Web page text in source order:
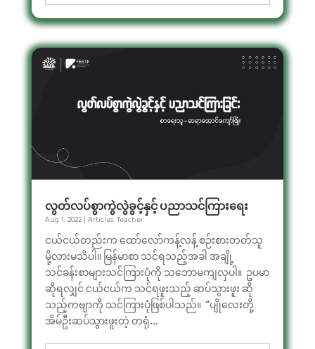
လွတ်လပ်စွာကွဲလွဲခွင့်နှင့် ပညာသင်ကြားရေး
Aug 1, 2022| Articles, Teacher
ငယ်ငယ်တည်းက ထော်လော်ကန့်လန့် စဉ်းစားတတ်သူ
မို့လားမသိပါ။ မြန်မာစာ သင်ရသည့်အခါ အချို့
သင်ခန်းစာများသင်ကြားပုံကို သဘောမကျလှပါ။ ဥပမာ
ဆိုရလျှင် ငယ်ငယ်က သင်ရဖူးသည့် ဆပ်သွားဖူး ဆို
သည့်ကဗျာကို သင်ကြားပုံဖြစ်ပါသည်။ “ပျိုလေးတို့
အိမ်ဦးဆပ်သွားဖူးတဲ့ တရုံ...